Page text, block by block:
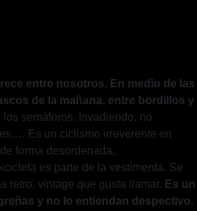
entre nosotros. En medio de las
de la mañana, entre bordillos y
los semáforos. Invadiendo, no
Es un ciclismo irreverente en
forma desordenada,
es parte de la vestimenta. Se
retro, vintage que gusta llamar. Es un
y no lo entiendan despectivo.